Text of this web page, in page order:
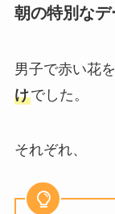
朝の特別なデ
男子で赤い花
けでした。
それぞれ、